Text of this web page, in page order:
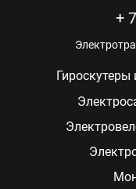
Гироскутеры
+